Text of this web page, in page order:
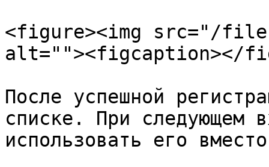
<figure><img src="/files/
alt=""><figcaption></
После успешной
списке. При следующем
использовать его